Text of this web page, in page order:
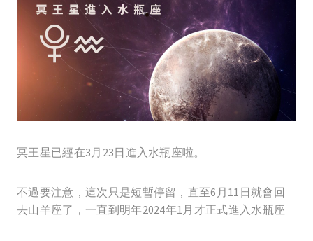
冥王星已經在3月23日進入水瓶座啦。
不過要注意，這次只是短暫停留，直至6月11日就會回
去山羊座了，一直到明年2024年1月才正式進入水瓶座